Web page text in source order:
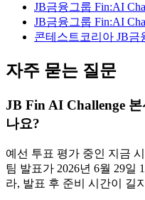
JB금융그룹 Fin:AI
JB금융그룹 Fin:AI
콘테스트코리아 JB금
자주 묻는 질문
JB Fin AI Challenge
나요?
예선 투표 평가 중인 지금
팀 발표가 2026년 6월 29일
라, 발표 후 준비 시간이 길